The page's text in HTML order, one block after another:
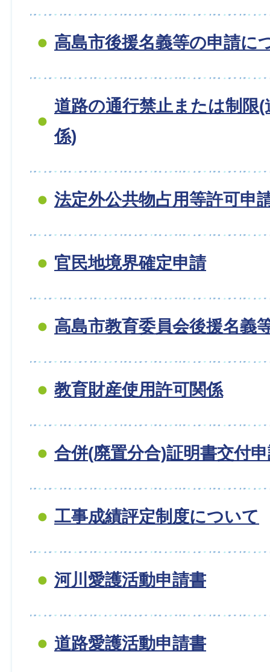
高島市後援名義等の申請に
道路の通行禁止または制限
係)
法定外公共物占用等許可申
官民地境界確定申請
高島市教育委員会後援名義
教育財産使用許可関係
合併(廃置分合)証明書交付
工事成績評定制度について
河川愛護活動申請書
道路愛護活動申請書